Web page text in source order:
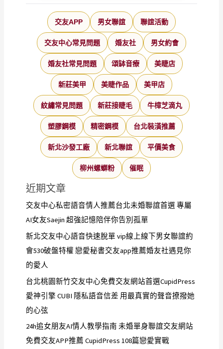
交友APP 男女聯誼 聯誼活動
交友中心常見問題 婚友社 男女約會
婚友社常見問題 頌缽音療 美睫店
新莊美甲 美睫作品 美甲店
紋繡常見問題 新莊接睫毛 牛樟芝滴丸
塑膠鋼模 精密鋼模 台北裝潢推薦
新北沙發工廠 新北聯誼 平價美食
柳州螺螄粉 催眠
近期文章
交友中心私密語音情人推薦台北未婚聯誼首選 專屬
AI女友Saejin 超強記憶陪伴你告別孤單
新北交友中心語音快速脫單 vip線上線下男女聯誼約
會530破盤特權 戀愛秘書交友app推薦婚友社遇見你
的愛人
台北桃園新竹交友中心免費交友網站首選CupidPress
愛神引擎 CUBI 隱私語音信差 用最真實的聲音撩撥她
的心弦
24h追女朋友AI情人教學指南 未婚單身聯誼交友網站
免費交友APP推薦 CupidPress 108篇戀愛實戰